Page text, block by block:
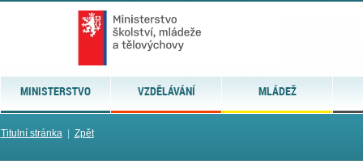
MINISTERSTVO VZDĚLÁVÁNÍ MLÁDEŽ
Titulní stránka| Zpět